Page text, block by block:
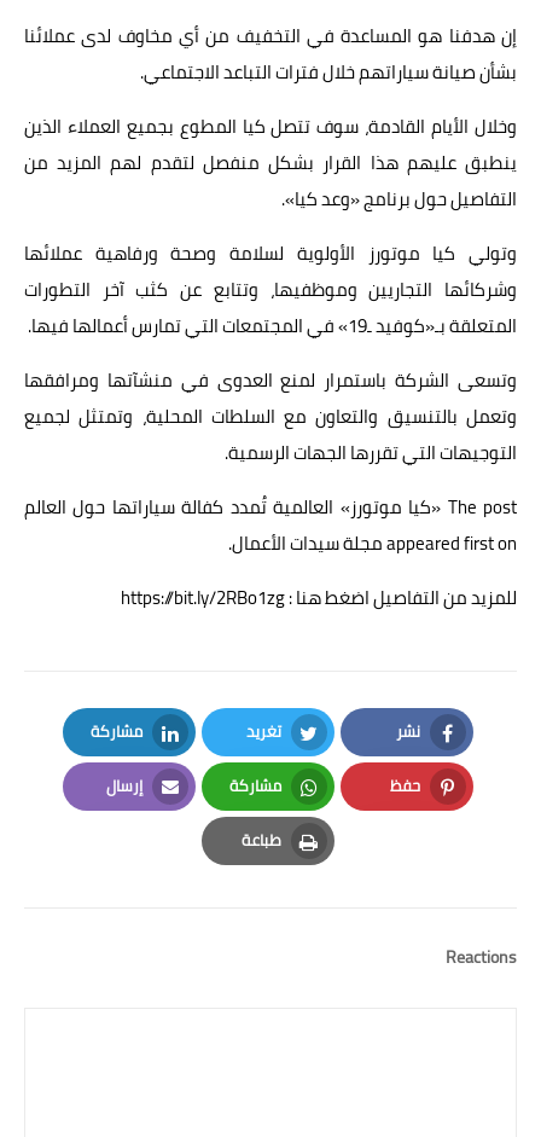
إن هدفنا هو المساعدة في التخفيف من أي مخاوف لدى عملائنا
بشأن صيانة سياراتهم خلال فترات التباعد الاجتماعي.
وخلال الأيام القادمة، سوف تتصل كيا المطوع بجميع العملاء الذين
ينطبق عليهم هذا القرار بشكل منفصل لتقدم لهم المزيد من
التفاصيل حول برنامج «وعد كيا».
وتولي كيا موتورز الأولوية لسلامة وصحة ورفاهية عملائها
وشركائها التجاريين وموظفيها، وتتابع عن كثب آخر التطورات
المتعلقة بـ«كوفيد ـ19» في المجتمعات التي تمارس أعمالها فيها.
وتسعى الشركة باستمرار لمنع العدوى في منشآتها ومرافقها
وتعمل بالتنسيق والتعاون مع السلطات المحلية، وتمتثل لجميع
التوجيهات التي تقررها الجهات الرسمية.
The post «كيا موتورز» العالمية تُمدد كفالة سياراتها حول العالم
appeared first onمجلة سيدات الأعمال.
للمزيد من التفاصيل اضغط هنا : https://bit.ly/2RBo1zg
نشر
Facebook
تغريد
Twitter
مشاركة
LinkedIn
حفظ
Pinterest
مشاركة
Whatsapp
إرسال
Email
طباعة
Print
Reactions